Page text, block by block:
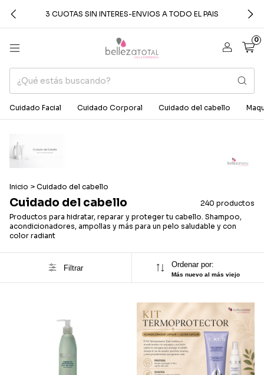
3 CUOTAS SIN INTERES-ENVIOS A TODO EL PAIS
0
Cuidado Facial Cuidado Corporal Cuidado del cabello
Inicio > Cuidado del cabello
Cuidado del cabello
240 productos
Productos para hidratar, reparar y proteger tu cabello. Shampoo,
acondicionadores, ampollas y más para un pelo saludable y con
color radiant
Filtrar Ordenar por:
Más nuevo al más viejo